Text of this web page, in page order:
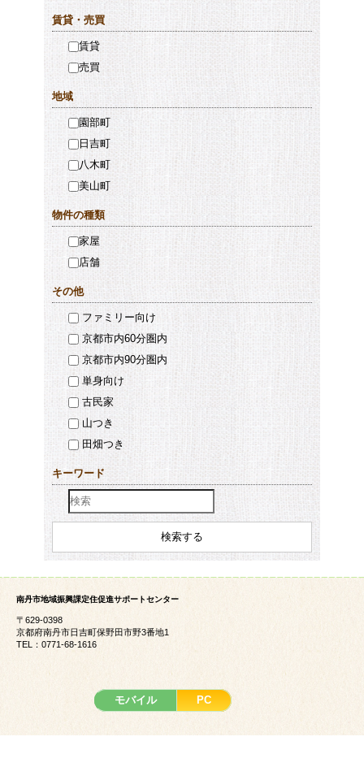
賃貸・売買
賃貸
売買
地域
園部町
日吉町
八木町
美山町
物件の種類
家屋
店舗
その他
ファミリー向け
京都市内60分圏内
京都市内90分圏内
単身向け
古民家
山つき
田畑つき
キーワード
南丹市地域振興課定住促進サポートセンター
〒629-0398
京都府南丹市日吉町保野田市野3番地1
TEL：0771-68-1616
モバイル PC